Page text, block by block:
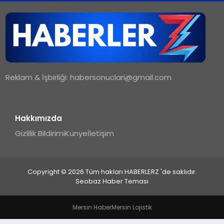
TEKNOLOJI
Reklam & İşbirliği:habersonuclari@gmail.com
Hakkımızda
Gizlilik BildirimiKünyeİletişim
Copyright © 2026 Tüm hakları HABERLERZ 'de saklıdır.
Seobaz Haber Teması
Mersin HaberMersin Lojistik